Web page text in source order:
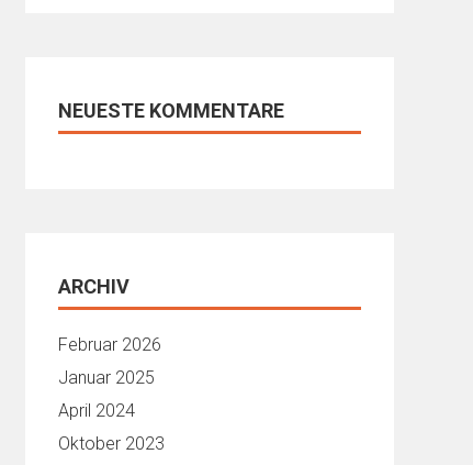
NEUESTE KOMMENTARE
ARCHIV
Februar 2026
Januar 2025
April 2024
Oktober 2023